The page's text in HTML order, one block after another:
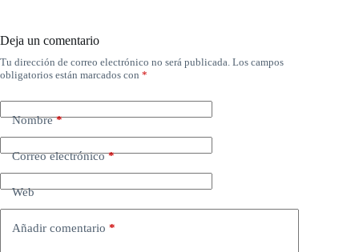
Deja un comentario
Tu dirección de correo electrónico no será publicada. Los campos
obligatorios están marcados con *
Nombre*
Correo electrónico*
Web
Añadir comentario *